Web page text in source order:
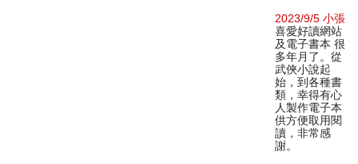
2023/9/5 小張
喜愛好讀網站
及電子書本 很
多年月了。從
武俠小說起
始，到各種書
類，幸得有心
人製作電子本
供方便取用閱
讀，非常感
謝。